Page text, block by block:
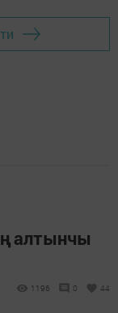
алтынчы
1196 0 44